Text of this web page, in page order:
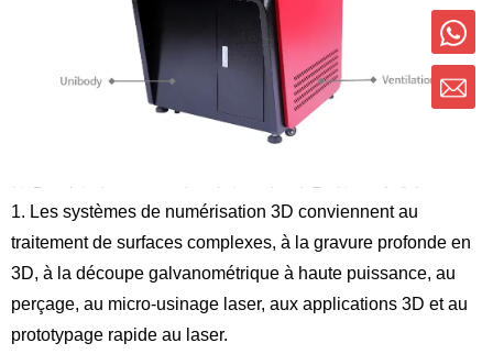
1. Les systèmes de numérisation 3D conviennent au
traitement de surfaces complexes, à la gravure profonde en
3D, à la découpe galvanométrique à haute puissance, au
perçage, au micro-usinage laser, aux applications 3D et au
prototypage rapide au laser.